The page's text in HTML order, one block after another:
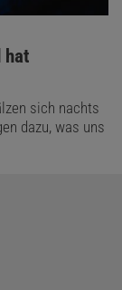
hat
sich nachts
dazu, was uns